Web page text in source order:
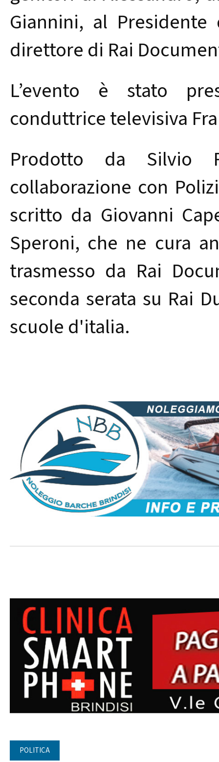
Giannini, al
direttore di Rai
L’evento è stato
conduttrice televisiva
Prodotto da Silvio
collaborazione con
scritto da Giovanni
Speroni, che ne cura
trasmesso da Rai
seconda serata su Rai
scuole d'italia.
POLITICA